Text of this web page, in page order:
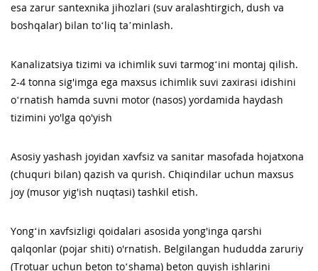
esa zarur santexnika jihozlari (suv aralashtirgich, dush va
boshqalar) bilan to‘liq ta’minlash.
Kanalizatsiya tizimi va ichimlik suvi tarmog‘ini montaj qilish.
2-4 tonna sig'imga ega maxsus ichimlik suvi zaxirasi idishini
o‘rnatish hamda suvni motor (nasos) yordamida haydash
tizimini yo'lga qo'yish
Asosiy yashash joyidan xavfsiz va sanitar masofada hojatxona
(chuquri bilan) qazish va qurish. Chiqindilar uchun maxsus
joy (musor yig'ish nuqtasi) tashkil etish.
Yongʻin xavfsizligi qoidalari asosida yong'inga qarshi
qalqonlar (pojar shiti) o'rnatish. Belgilangan hududda zaruriy
(Trotuar uchun beton to‘shama) beton quyish ishlarini